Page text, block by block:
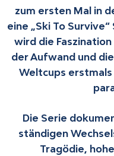
zum ersten Mal in
eine „Ski To
wird die
der Aufwand und
Weltcups erstmals
Die Serie
ständigen
Tragödie,